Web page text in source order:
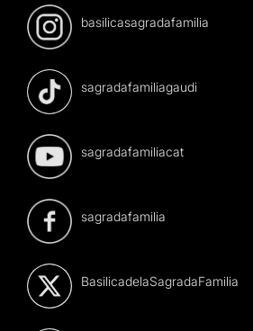
basilicasagradafamilia
sagradafamiliagaudi
sagradafamiliacat
sagradafamilia
BasilicadelaSagradaFamilia